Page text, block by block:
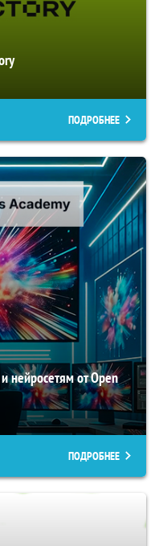
ПОДРОБНЕЕ
нейросетям от Open
ПОДРОБНЕЕ